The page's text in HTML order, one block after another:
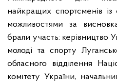
найкращих спортсменів
можливостями за
брали участь: керівництво
молоді та спорту
обласного відділення
комітету України,